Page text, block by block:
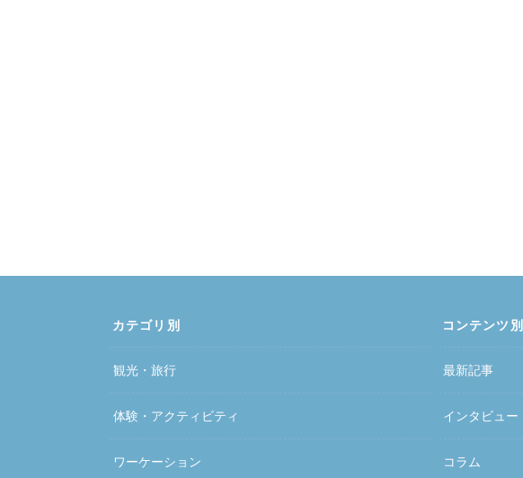
カテゴリ別
観光・旅行
体験・アクティビティ
ワーケーション
コンテンツ別
最新記事
インタビュー
コラム